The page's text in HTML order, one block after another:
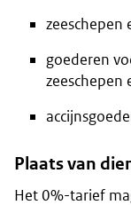
zeeschepen
goederen
zeeschepen
Plaats van
Het 0%-tarief